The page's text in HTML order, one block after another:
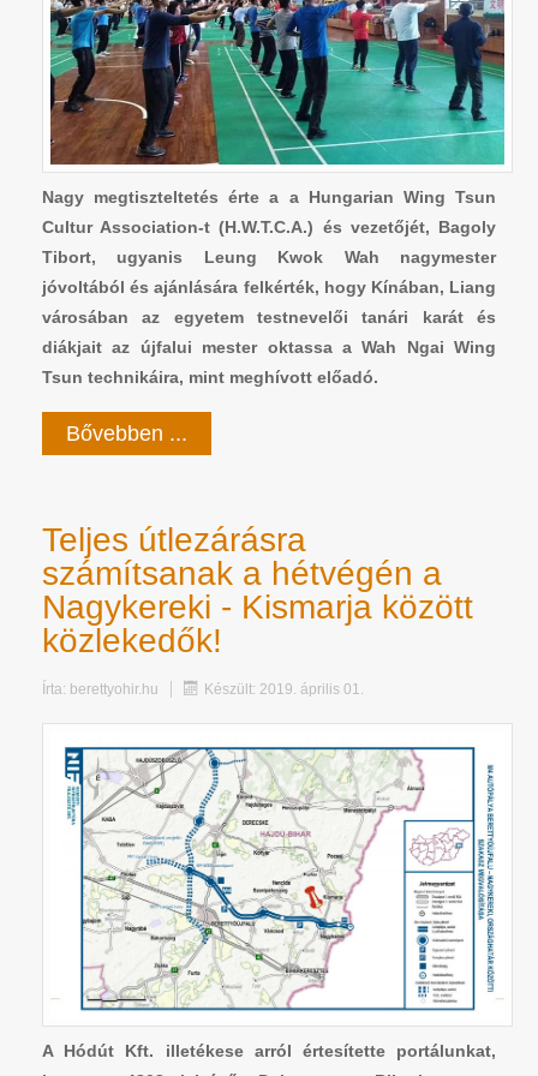
Nagy megtiszteltetés érte a a Hungarian Wing Tsun
Cultur Association-t (H.W.T.C.A.) és vezetőjét, Bagoly
Tibort, ugyanis Leung Kwok Wah nagymester
jóvoltából és ajánlására felkérték, hogy Kínában, Liang
városában az egyetem testnevelői tanári karát és
diákjait az újfalui mester oktassa a Wah Ngai Wing
Tsun technikáira, mint meghívott előadó.
Bővebben ...
Teljes útlezárásra
számítsanak a hétvégén a
Nagykereki - Kismarja között
közlekedők!
Írta: berettyohir.hu Készült: 2019. április 01.
A Hódút Kft. illetékese arról értesítette portálunkat,